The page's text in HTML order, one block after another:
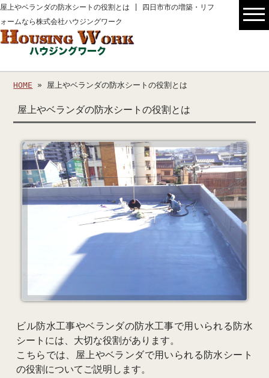
屋上やベランダの防水シートの役割とは | 四日市市の増築・リフ
ォームなら株式会社ハウジングワーク
HOME » 屋上やベランダの防水シートの役割とは
屋上やベランダの防水シートの役割とは
ビル防水工事やベランダの防水工事で用いられる 防水
シート には、大切な役割があります。
こちらでは、屋上やベランダで用いられる防水シート
の役割についてご説明します。